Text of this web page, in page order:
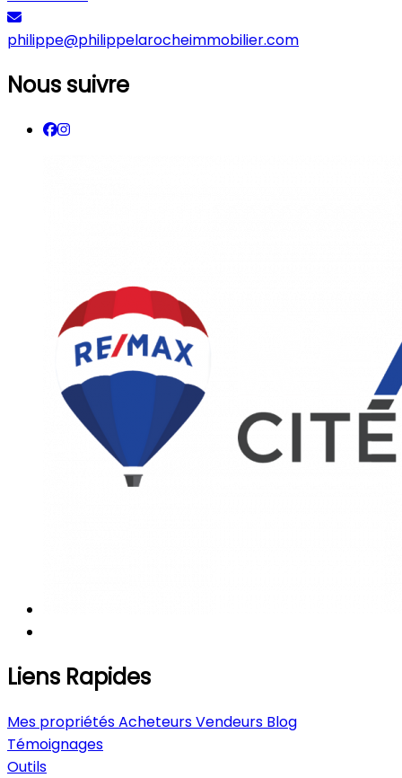
philippe@philippelarocheimmobilier.com
Nous suivre
Liens Rapides
Mes propriétésAcheteursVendeurs Blog
Témoignages
Outils